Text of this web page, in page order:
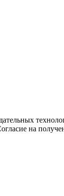
на